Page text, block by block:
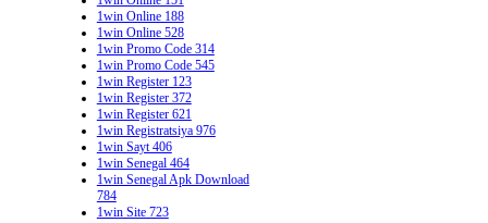
1win Online 188
1win Online 528
1win Promo Code 314
1win Promo Code 545
1win Register 123
1win Register 372
1win Register 621
1win Registratsiya 976
1win Sayt 406
1win Senegal 464
1win Senegal Apk Download
784
1win Site 723